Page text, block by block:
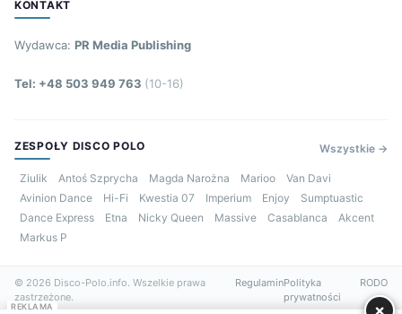
KONTAKT
Wydawca: PR Media Publishing
Tel: +48 503 949 763 (10-16)
ZESPOŁY DISCO POLO Wszystkie →
Ziulik Antoś Szprycha Magda Narożna Marioo
Van Davi
Avinion Dance
Hi-Fi Kwestia 07 Imperium Enjoy
Sumptuastic
Dance Express
Etna Nicky Queen Massive Casablanca
Akcent
Markus P
© 2026 Disco-Polo.info. Wszelkie prawa
zastrzeżone.
RegulaminPolityka
prywatności
RODO
REKLAMA ×